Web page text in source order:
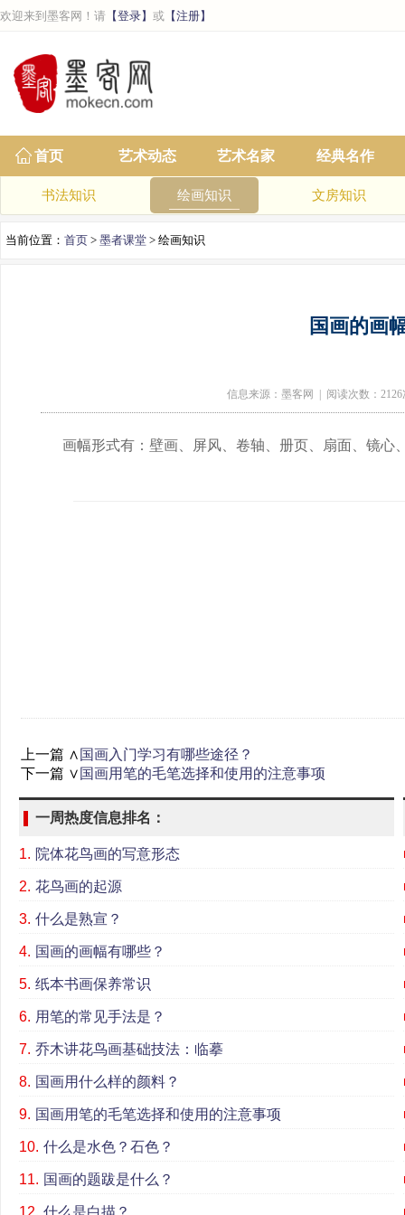
欢迎来到墨客网！请 【登录】 或 【注册】
首页 艺术动态 艺术名家 经典名作
书法知识 绘画知识 文房知识
当前位置： 首页 > 墨者课堂 > 绘画知识
国画的画
信息来源：墨客网 | 阅读次数：2126
画幅形式有：壁画、屏风、卷轴、册页、扇面、镜心
上一篇 ∧ 国画入门学习有哪些途径？
下一篇 ∨ 国画用笔的毛笔选择和使用的注意事项
一周热度信息排名：
1. 院体花鸟画的写意形态
2. 花鸟画的起源
3. 什么是熟宣？
4. 国画的画幅有哪些？
5. 纸本书画保养常识
6. 用笔的常见手法是？
7. 乔木讲花鸟画基础技法：临摹
8. 国画用什么样的颜料？
9. 国画用笔的毛笔选择和使用的注意事项
10. 什么是水色？石色？
11. 国画的题跋是什么？
12. 什么是白描？